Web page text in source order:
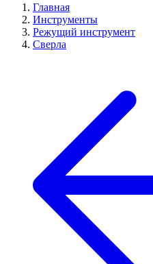
Главная
Инструменты
Режущий инструмент
Сверла